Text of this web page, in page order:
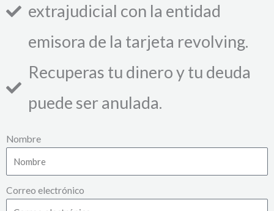
extrajudicial con la entidad
emisora de la tarjeta revolving.
Recuperas tu dinero y tu deuda
puede ser anulada.
Nombre
Correo electrónico